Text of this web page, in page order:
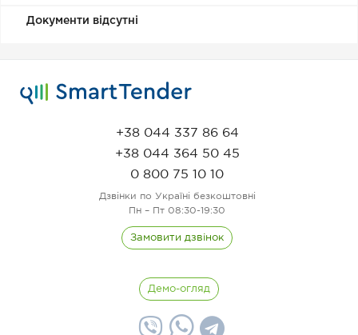
Документи відсутні
+38 044 337 86 64
+38 044 364 50 45
0 800 75 10 10
Дзвінки по Україні безкоштовні
Пн – Пт 08:30-19:30
Замовити дзвінок
Демо-огляд